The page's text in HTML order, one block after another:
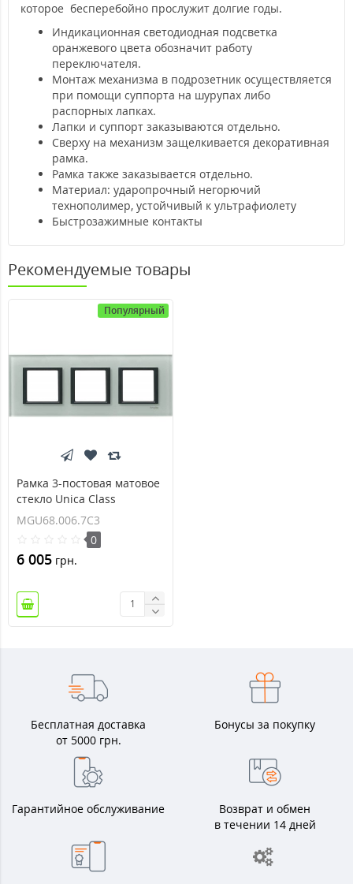
которое бесперебойно прослужит долгие годы.
Индикационная светодиодная подсветка
оранжевого цвета обозначит работу
переключателя.
Монтаж механизма в подрозетник осуществляется
при помощи суппорта на шурупах либо
распорных лапках.
Лапки и суппорт заказываются отдельно.
Сверху на механизм защелкивается декоративная
рамка.
Рамка также заказывается отдельно.
Материал: ударопрочный негорючий
технополимер, устойчивый к ультрафиолету
Быстрозажимные контакты
Рекомендуемые товары
Популярный
Рамка 3-постовая матовое
стекло Unica Class
MGU68.006.7C3
MGU68.006.7C3
0
6 005 грн.
Бесплатная доставка
от 5000 грн.
Бонусы за покупку
Гарантийное обслуживание
Возврат и обмен
в течении 14 дней